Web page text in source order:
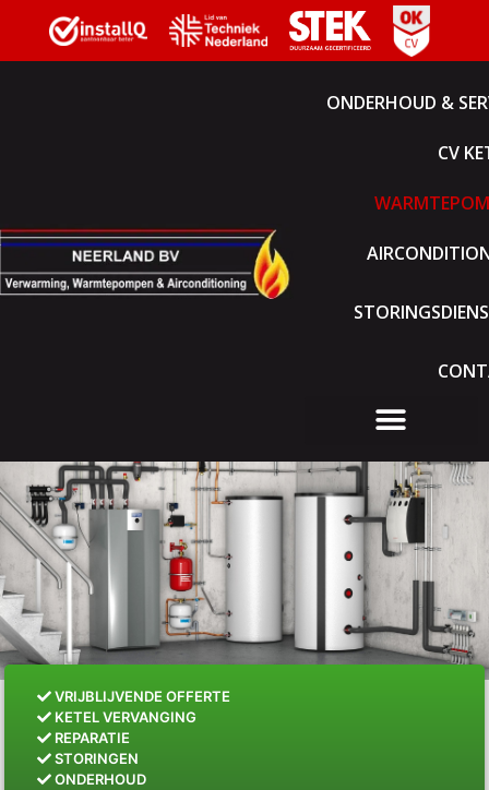
ONDERHOUD &
CV
VRIJBLIJVENDE OFFERTE
KETEL VERVANGING
REPARATIE
STORINGEN
ONDERHOUD